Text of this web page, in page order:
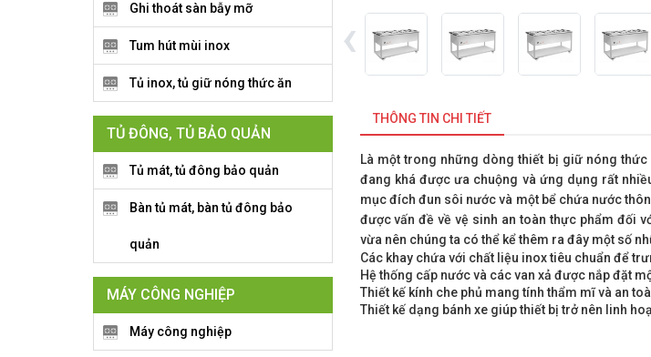
Ghi thoát sàn bẫy mỡ
Tum hút mùi inox
Tủ inox, tủ giữ nóng thức ăn
TỦ ĐÔNG, TỦ BẢO QUẢN
Tủ mát, tủ đông bảo quản
Bàn tủ mát, bàn tủ đông bảo
quản
MÁY CÔNG NGHIỆP
Máy công nghiệp
‹
THÔNG TIN CHI TIẾT
Là một trong những dòng thiết bị giữ nóng
đang khá được ưa chuộng và ứng dụng rất
mục đích đun sôi nước và một bể chứa nước
được vấn đề về vệ sinh an toàn thực phẩm đối
vừa nên chúng ta có thể kể thêm ra đây một số
Các khay chứa với chất liệu inox tiêu chuẩn để
Hệ thống cấp nước và các van xả được nắp đặt
Thiết kế kính che phủ mang tính thẩm mĩ và an
Thiết kế dạng bánh xe giúp thiết bị trở nên linh